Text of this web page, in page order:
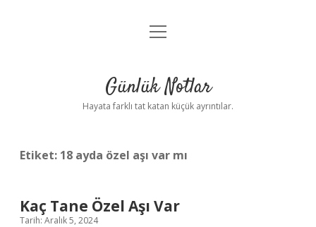
Anasayfa
Yasal Uyarı
menüyü
Günlük Notlar
Hayata farklı tat katan küçük ayrıntılar.
Etiket: 18 ayda özel aşı var mı
Kaç Tane Özel Aşı Var
Tarih: Aralık 5, 2024